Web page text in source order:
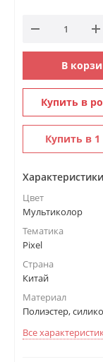
В
Купить в
Купить в
Характеристики
Цвет
Мультиколор
Тематика
Pixel
Страна
Китай
Материал
Полиэстер,
Все